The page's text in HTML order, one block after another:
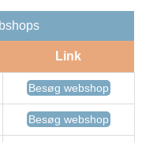
Link
Besøg webshop
Besøg webshop